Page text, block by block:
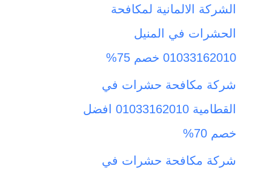
ث
ع
ن
الشركة الالمانية لمكافحة
الحشرات في المنيل
01033162010 خصم 75%
شركة مكافحة حشرات في
القطامية 01033162010 افضل
خصم 70%
شركة مكافحة حشرات في